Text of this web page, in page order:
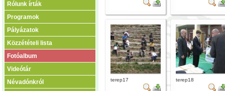
Rólunk írták
Programok
Pályázatok
Közzétételi lista
Fotóalbum
Videótár
Névadónkról
terep17 terep18